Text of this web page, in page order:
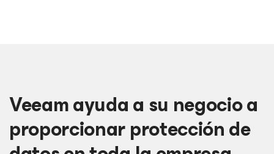
Veeam ayuda a su negocio a
proporcionar protección de